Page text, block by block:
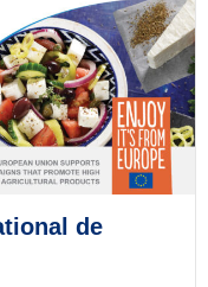
de